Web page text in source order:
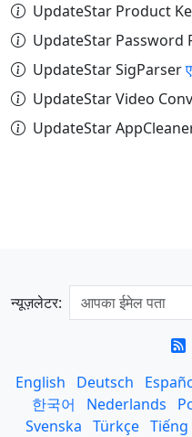
UpdateStar Product
UpdateStar Password
UpdateStar SigParser
UpdateStar Video
UpdateStar
न्यूज़लेटर:
English Deutsch
한국어
Nederlands
Svenska Türkçe Tiếng